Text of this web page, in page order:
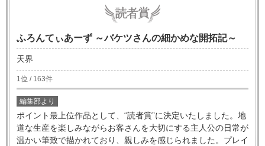
ふろんてぃあーず ～バケツさんの細かめな開拓記～
天界
1位 / 163件
編集部より
ポイント最上位作品として、“読者賞”に決定いたしました。地
道な生産を楽しみながらお客さんを大切にする主人公の日常が
温かい筆致で描かれており、親しみを感じられました。プレイ